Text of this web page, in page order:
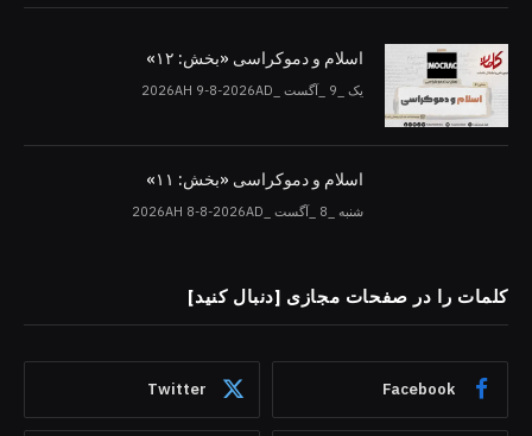
اسلام و دموکراسی «بخش: ۱۲»
یک _9 _آگست _2026AH 9-8-2026AD
اسلام و دموکراسی «بخش: ۱۱»
شنبه _8 _آگست _2026AH 8-8-2026AD
کلمات را در صفحات مجازی [دنبال کنید]
Facebook
Twitter